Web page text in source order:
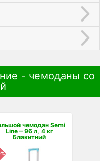
- чемоданы со
чемодан Semi
Line – 96 л, 4 кг
Блакитний